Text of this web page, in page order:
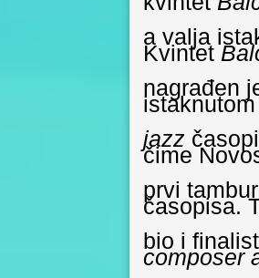
a valja
Kvintet
nagrađen
jazz
čime
prvi
časopisa.
bio i
composer